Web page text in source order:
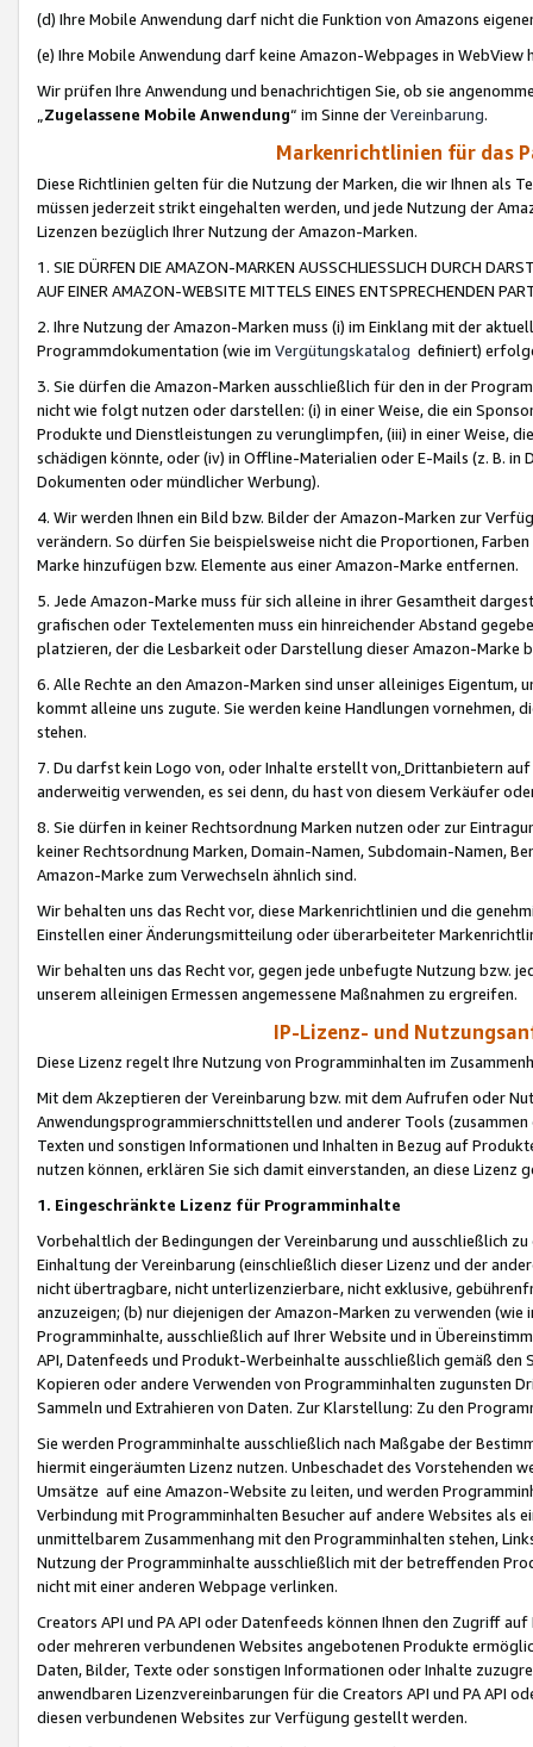
(d) Ihre Mobile Anwendung darf nicht die Funktion von Amazons
(e) Ihre Mobile Anwendung darf keine Amazon-Webpages in WebView
Wir prüfen Ihre Anwendung und benachrichtigen Sie, ob sie
„Zugelassene Mobile Anwendung“ im Sinne derVereinbarung.
Markenrichtlinien für das
Diese Richtlinien gelten für die Nutzung der Marken, die wir Ihnen als
müssen jederzeit strikt eingehalten werden, und jede Nutzung der
Lizenzen bezüglich Ihrer Nutzung der Amazon-Marken.
1. SIE DÜRFEN DIE AMAZON-MARKEN AUSSCHLIESSLICH DURCH
AUF EINER AMAZON-WEBSITE MITTELS EINES ENTSPRECHENDEN
2. Ihre Nutzung der Amazon-Marken muss (i) im Einklang mit der
Programmdokumentation (wie im Vergütungskatalog definiert)
3. Sie dürfen die Amazon-Marken ausschließlich für den in der
nicht wie folgt nutzen oder darstellen: (i) in einer Weise, die ein
Produkte und Dienstleistungen zu verunglimpfen, (iii) in einer Weise,
schädigen könnte, oder (iv) in Offline-Materialien oder E-Mails (z. B. in
Dokumenten oder mündlicher Werbung).
4. Wir werden Ihnen ein Bild bzw. Bilder der Amazon-Marken zur
verändern. So dürfen Sie beispielsweise nicht die Proportionen,
Marke hinzufügen bzw. Elemente aus einer Amazon-Marke entfernen.
5. Jede Amazon-Marke muss für sich alleine in ihrer Gesamtheit
grafischen oder Textelementen muss ein hinreichender Abstand
platzieren, der die Lesbarkeit oder Darstellung dieser Amazon-Marke
6. Alle Rechte an den Amazon-Marken sind unser alleiniges
kommt alleine uns zugute. Sie werden keine Handlungen vornehmen,
stehen.
7. Du darfst kein Logo von, oder Inhalte erstellt von,Drittanbietern auf
anderweitig verwenden, es sei denn, du hast von diesem Verkäufer
8. Sie dürfen in keiner Rechtsordnung Marken nutzen oder zur
keiner Rechtsordnung Marken, Domain-Namen, Subdomain-Namen,
Amazon-Marke zum Verwechseln ähnlich sind.
Wir behalten uns das Recht vor, diese Markenrichtlinien und die
Einstellen einer Änderungsmitteilung oder überarbeiteter
Wir behalten uns das Recht vor, gegen jede unbefugte Nutzung bzw.
unserem alleinigen Ermessen angemessene Maßnahmen zu ergreifen.
IP-Lizenz- und
Diese Lizenz regelt Ihre Nutzung von Programminhalten im
Mit dem Akzeptieren der Vereinbarung bzw. mit dem Aufrufen oder
Anwendungsprogrammierschnittstellen und anderer Tools (zusammen
Texten und sonstigen Informationen und Inhalten in Bezug auf
nutzen können, erklären Sie sich damit einverstanden, an diese Lizenz
1. Eingeschränkte Lizenz für Programminhalte
Vorbehaltlich der Bedingungen der Vereinbarung und ausschließlich
Einhaltung der Vereinbarung (einschließlich dieser Lizenz und der
nicht übertragbare, nicht unterlizenzierbare, nicht exklusive,
anzuzeigen; (b) nur diejenigen der Amazon-Marken zu verwenden
Programminhalte, ausschließlich auf Ihrer Website und in
API, Datenfeeds und Produkt-Werbeinhalte ausschließlich gemäß
Kopieren oder andere Verwenden von Programminhalten zugunsten
Sammeln und Extrahieren von Daten. Zur Klarstellung: Zu den
Sie werden Programminhalte ausschließlich nach Maßgabe der
hiermit eingeräumten Lizenz nutzen. Unbeschadet des Vorstehenden
Umsätze auf eine Amazon-Website zu leiten, und werden
Verbindung mit Programminhalten Besucher auf andere Websites als
unmittelbarem Zusammenhang mit den Programminhalten stehen,
Nutzung der Programminhalte ausschließlich mit der betreffenden
nicht mit einer anderen Webpage verlinken.
Creators API und PA API oder Datenfeeds können Ihnen den Zugriff
oder mehreren verbundenen Websites angebotenen Produkte
Daten, Bilder, Texte oder sonstigen Informationen oder Inhalte
anwendbaren Lizenzvereinbarungen für die Creators API und PA API
diesen verbundenen Websites zur Verfügung gestellt werden.